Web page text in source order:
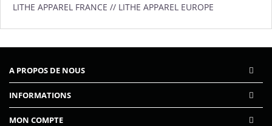
LITHE APPAREL FRANCE // LITHE APPAREL EUROPE
A PROPOS DE NOUS
INFORMATIONS
MON COMPTE